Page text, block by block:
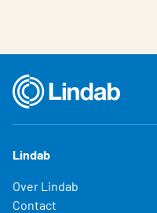
Lindab
Over Lindab
Contact